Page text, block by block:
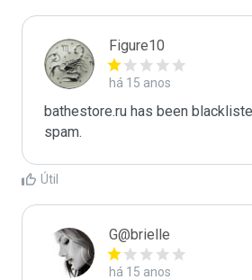
Figure10
há 15 anos
bathestore.ru has been
spam.
Útil
G@brielle
há 15 anos